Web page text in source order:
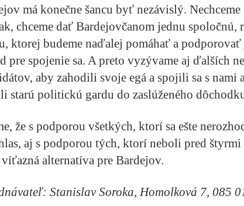
má konečne šancu byť nezávislý.
chceme dať Bardejovčanom jednu spoločnú,
ktorej budeme naďalej pomáhať a
pre spojenie sa. A preto vyzývame aj ďalších
aby zahodili svoje egá a spojili sa s nami
starú politickú gardu do zaslúženého
že s podporou všetkých, ktorí sa ešte
aj s podporou tých, ktorí neboli pred
alternatíva pre Bardejov.
Stanislav Soroka, Homolková 7, 085